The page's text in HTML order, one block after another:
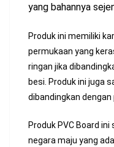
yang bahannya
Produk ini memiliki
permukaan yang
ringan jika
besi. Produk ini juga
dibandingkan dengan
Produk PVC Board
negara maju yang